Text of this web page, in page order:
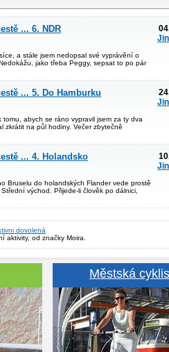
... 6. NDR
a stále jsem nedopsal své vyprávění o
jako třeba Peggy, sepsat to po pár
... 5. Do Hamburku
tomu, abych se ráno vypravil jsem za ty dva
zkrátit na půl hodiny. Večer zbytečně
... 4. Holandsko
Bruselu do holandských Flander vede prostě
východ. Přijede-li člověk po dálnici,
dovolená
aktivity, od značky Moira.
Městská